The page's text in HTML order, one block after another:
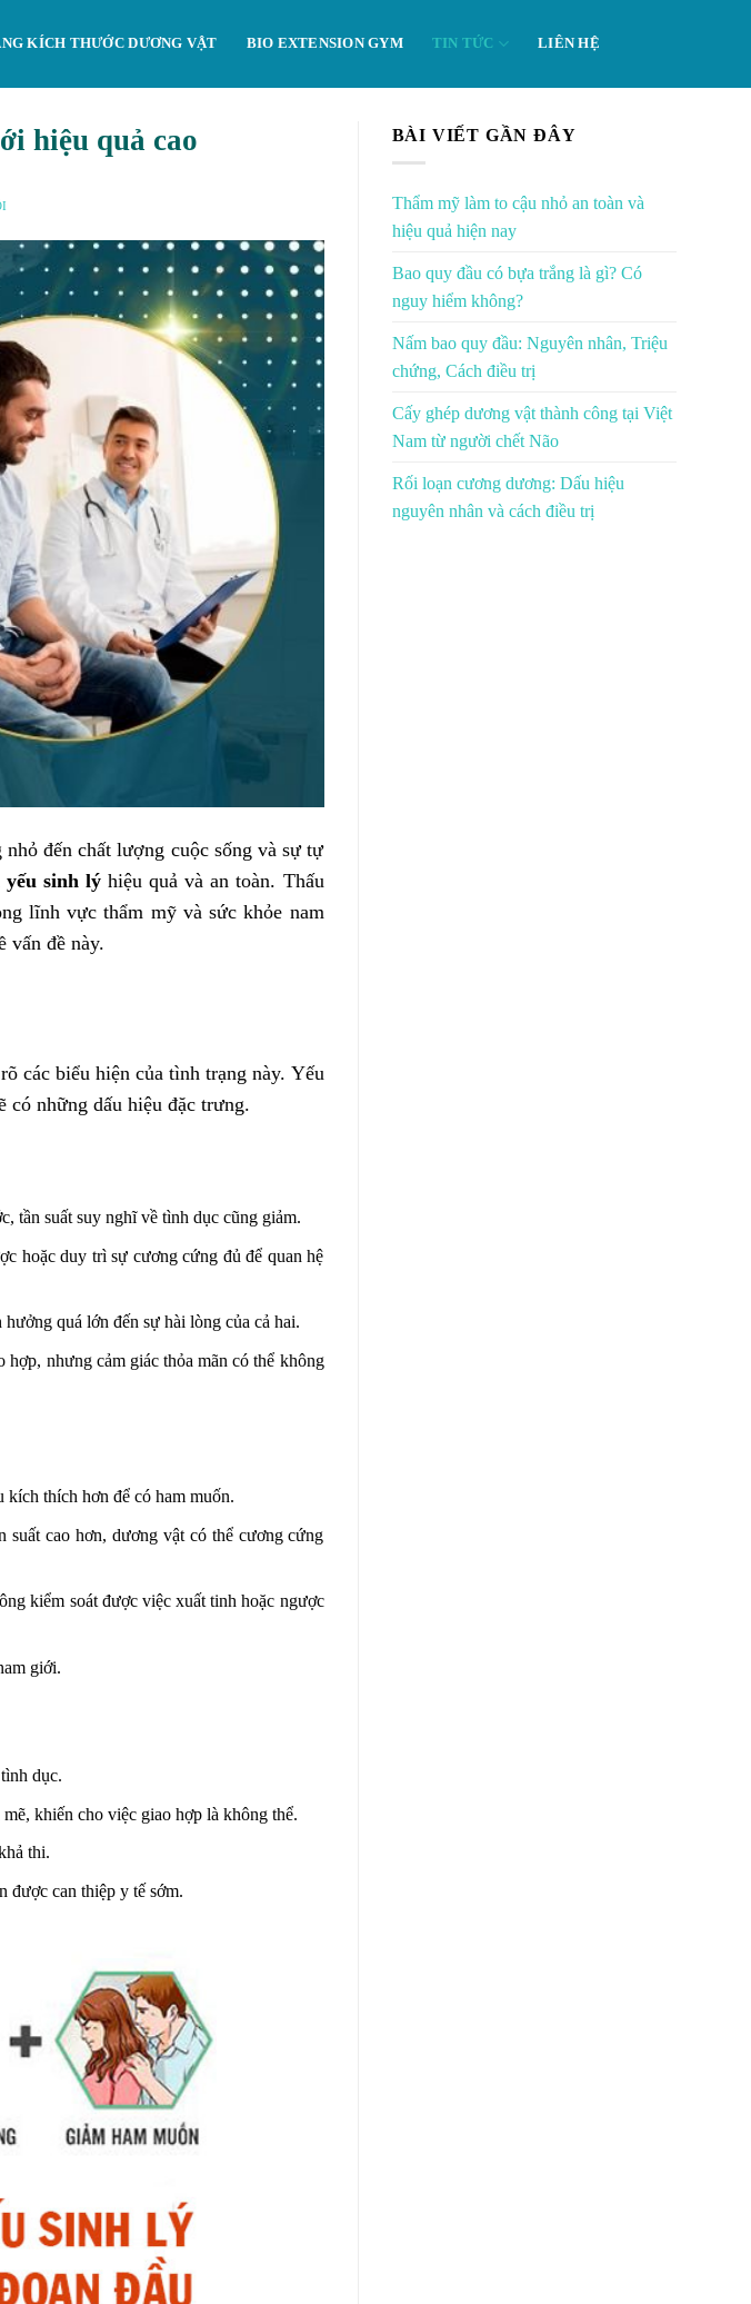
KÍCH THƯỚC DƯƠNG VẬT BIO EXTENSION GYM TIN TỨC LIÊN HỆ
hiệu quả cao
đến chất lượng cuộc sống và sự tự
sinh lýhiệu quả và an toàn. Thấu
lĩnh vực thẩm mỹ và sức khỏe nam
vấn đề này.
các biểu hiện của tình trạng này. Yếu
những dấu hiệu đặc trưng.
tần suất suy nghĩ về tình dục cũng giảm.
hoặc duy trì sự cương cứng đủ để quan hệ
quá lớn đến sự hài lòng của cả hai.
nhưng cảm giác thỏa mãn có thể không
thích hơn để có ham muốn.
cao hơn, dương vật có thể cương cứng
kiểm soát được việc xuất tinh hoặc ngược
giới.
dục.
khiến cho việc giao hợp là không thể.
thi.
được can thiệp y tế sớm.
BÀI VIẾT GẦN ĐÂY
Thẩm mỹ làm to cậu nhỏ an toàn và
hiệu quả hiện nay
Bao quy đầu có bựa trắng là gì? Có
nguy hiểm không?
Nấm bao quy đầu: Nguyên nhân, Triệu
chứng, Cách điều trị
Cấy ghép dương vật thành công tại Việt
Nam từ người chết Não
Rối loạn cương dương: Dấu hiệu
nguyên nhân và cách điều trị